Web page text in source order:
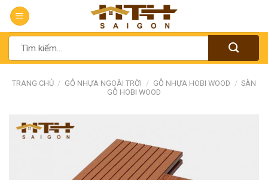
Chuyển
đến
nộiTìm
kiếm:
TRANG CHỦ / GỖ NHỰA NGOÀI TRỜI / GỖ NHỰA HOBI WOOD / SÀN
GỖ HOBI WOOD